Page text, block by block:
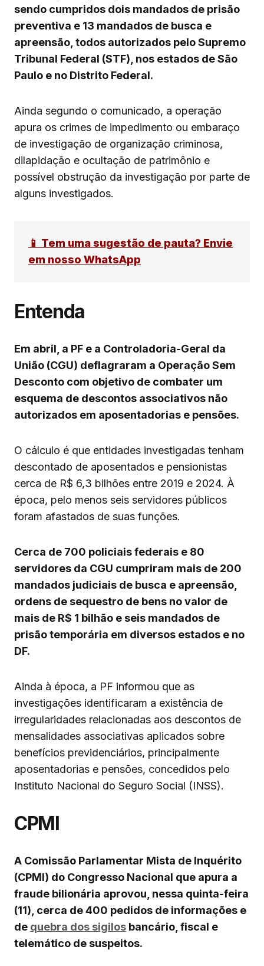
sendo cumpridos dois mandados de prisão
preventiva e 13 mandados de busca e
apreensão, todos autorizados pelo Supremo
Tribunal Federal (STF), nos estados de São
Paulo e no Distrito Federal.
Ainda segundo o comunicado, a operação
apura os crimes de impedimento ou embaraço
de investigação de organização criminosa,
dilapidação e ocultação de patrimônio e
possível obstrução da investigação por parte de
alguns investigados.
📱 Tem uma sugestão de pauta? Envie
em nosso WhatsApp
Entenda
Em abril, a PF e a Controladoria-Geral da
União (CGU) deflagraram a Operação Sem
Desconto com objetivo de combater um
esquema de descontos associativos não
autorizados em aposentadorias e pensões.
O cálculo é que entidades investigadas tenham
descontado de aposentados e pensionistas
cerca de R$ 6,3 bilhões entre 2019 e 2024. À
época, pelo menos seis servidores públicos
foram afastados de suas funções.
Cerca de 700 policiais federais e 80
servidores da CGU cumpriram mais de 200
mandados judiciais de busca e apreensão,
ordens de sequestro de bens no valor de
mais de R$ 1 bilhão e seis mandados de
prisão temporária em diversos estados e no
DF.
Ainda à época, a PF informou que as
investigações identificaram a existência de
irregularidades relacionadas aos descontos de
mensalidades associativas aplicados sobre
benefícios previdenciários, principalmente
aposentadorias e pensões, concedidos pelo
Instituto Nacional do Seguro Social (INSS).
CPMI
A Comissão Parlamentar Mista de Inquérito
(CPMI) do Congresso Nacional que apura a
fraude bilionária aprovou, nessa quinta-feira
(11), cerca de 400 pedidos de informações e
de quebra dos sigilos bancário, fiscal e
telemático de suspeitos.